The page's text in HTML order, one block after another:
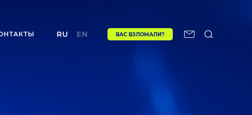
RU EN ВАС ВЗЛОМАЛИ?